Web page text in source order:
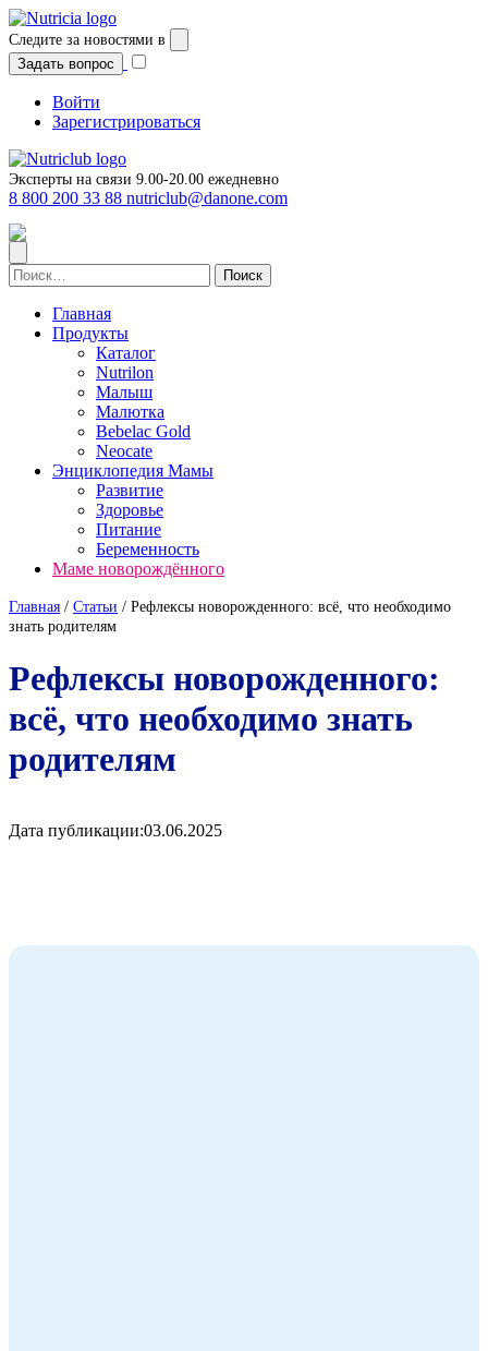
Перейти
к
содержимому
Следите за новостями в
Задать вопрос
Войти
Зарегистрироваться
Эксперты на связи 9.00-20.00 ежедневно
8 800 200 33 88 nutriclub@danone.com
Найти:
Главная
Продукты
Каталог
Nutrilon
Малыш
Малютка
Bebelac Gold
Neocate
Энциклопедия Мамы
Развитие
Здоровье
Питание
Беременность
Маме новорождённого
Главная / Cтатьи / Рефлексы новорожденного: всё, что необходимо
знать родителям
Рефлексы новорожденного:
всё, что необходимо знать
родителям
Дата публикации:03.06.2025